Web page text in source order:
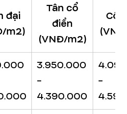
đại
m2)
Tân cổ
điển
(VNĐ/m2)
Cổ
3.950.000
-
4.390.000
-